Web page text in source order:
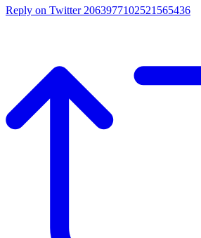
Reply on Twitter 2063977102521565436